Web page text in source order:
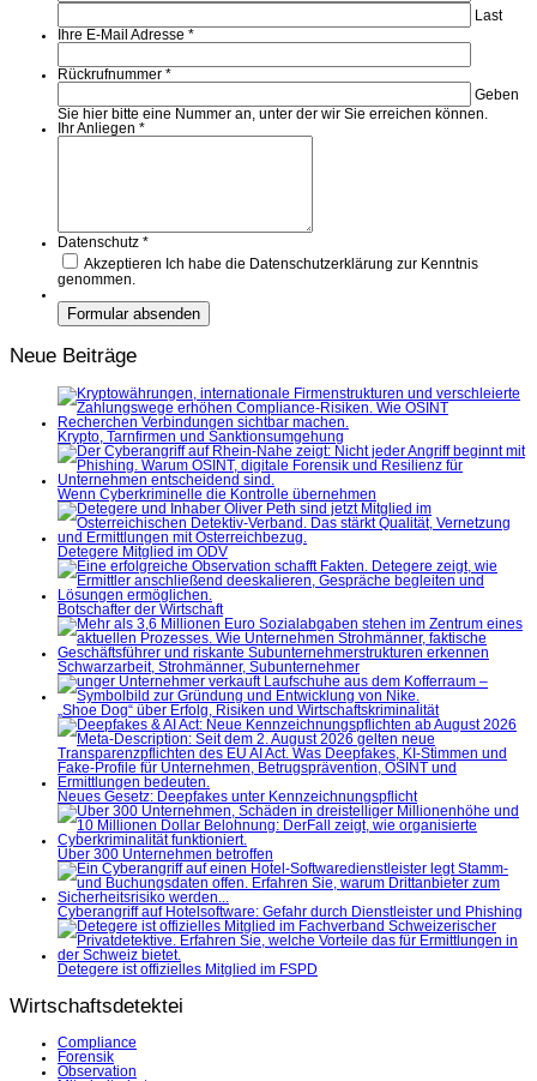
Last
Ihre E-Mail Adresse *
Rückrufnummer *
Geben
Sie hier bitte eine Nummer an, unter der wir Sie erreichen können.
Ihr Anliegen *
Datenschutz *
Akzeptieren Ich habe die Datenschutzerklärung zur Kenntnis
genommen.
Neue Beiträge
Krypto, Tarnfirmen und Sanktionsumgehung
Wenn Cyberkriminelle die Kontrolle übernehmen
Detegere Mitglied im ÖDV
Botschafter der Wirtschaft
Schwarzarbeit, Strohmänner, Subunternehmer
„Shoe Dog“ über Erfolg, Risiken und Wirtschaftskriminalität
Neues Gesetz: Deepfakes unter Kennzeichnungspflicht
Über 300 Unternehmen betroffen
Cyberangriff auf Hotelsoftware: Gefahr durch Dienstleister und Phishing
Detegere ist offizielles Mitglied im FSPD
Wirtschaftsdetektei
Compliance
Forensik
Observation